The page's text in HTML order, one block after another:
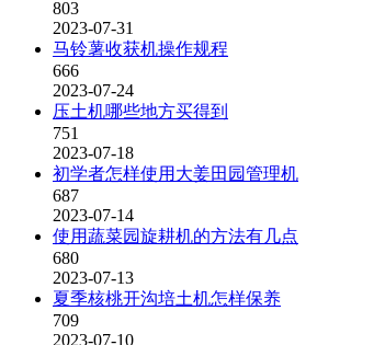
803
2023-07-31
马铃薯收获机操作规程
666
2023-07-24
压土机哪些地方买得到
751
2023-07-18
初学者怎样使用大姜田园管理机
687
2023-07-14
使用蔬菜园旋耕机的方法有几点
680
2023-07-13
夏季核桃开沟培土机怎样保养
709
2023-07-10